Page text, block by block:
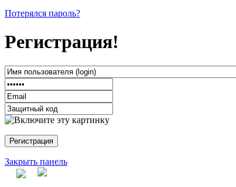
Потерялся пароль?
Регистрация!
Закрыть панель